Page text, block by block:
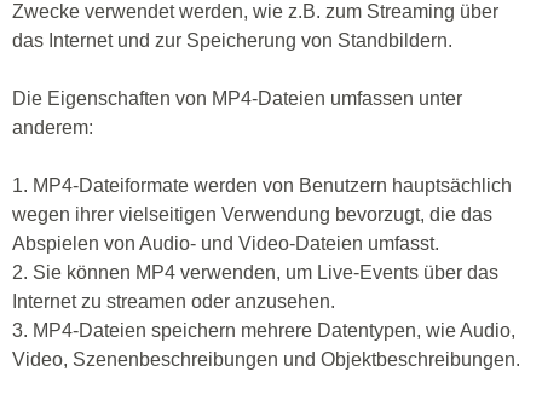
Zwecke verwendet werden, wie z.B. zum Streaming über
das Internet und zur Speicherung von Standbildern.
Die Eigenschaften von MP4-Dateien umfassen unter
anderem:
1. MP4-Dateiformate werden von Benutzern hauptsächlich
wegen ihrer vielseitigen Verwendung bevorzugt, die das
Abspielen von Audio- und Video-Dateien umfasst.
2. Sie können MP4 verwenden, um Live-Events über das
Internet zu streamen oder anzusehen.
3. MP4-Dateien speichern mehrere Datentypen, wie Audio,
Video, Szenenbeschreibungen und Objektbeschreibungen.